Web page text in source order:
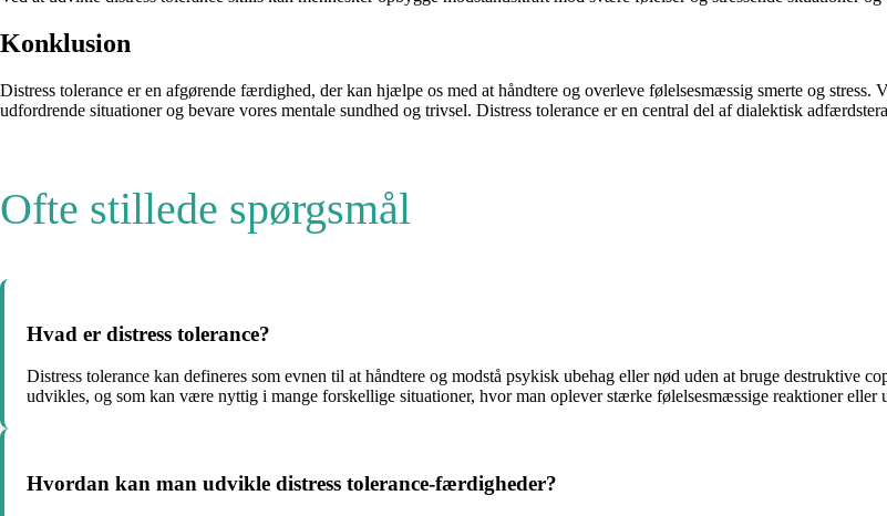
Konklusion
Distress tolerance er en afgørende færdighed, der kan hjælpe os med at håndtere og overleve følelsesmæssig smerte og
udfordrende situationer og bevare vores mentale sundhed og trivsel. Distress tolerance er en central del af dialektisk
Ofte stillede spørgsmål
Hvad er distress tolerance?
Distress tolerance kan defineres som evnen til at håndtere og modstå psykisk ubehag eller nød uden at bruge destruktive
udvikles, og som kan være nyttig i mange forskellige situationer, hvor man oplever stærke følelsesmæssige reaktioner eller
Hvordan kan man udvikle distress tolerance-færdigheder?